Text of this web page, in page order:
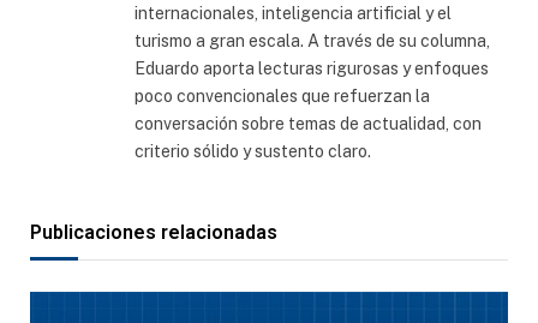
internacionales, inteligencia artificial y el
turismo a gran escala. A través de su columna,
Eduardo aporta lecturas rigurosas y enfoques
poco convencionales que refuerzan la
conversación sobre temas de actualidad, con
criterio sólido y sustento claro.
Publicaciones relacionadas